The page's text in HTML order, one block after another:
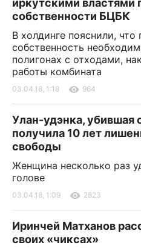
собственности БЦБК
В холдинге пояснили, что
собственность
полигонах с отходами,
работы комбината
03.04.18, 1:18 964
Улан-удэнка, убившая
получила 10 лет
свободы
Женщина несколько раз
голове
03.04.18, 1:09 2823
Иринчей Матханов
своих «чиксах»